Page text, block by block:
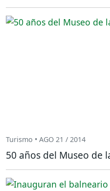
Turismo • AGO 21 / 2014
50 años del Museo de